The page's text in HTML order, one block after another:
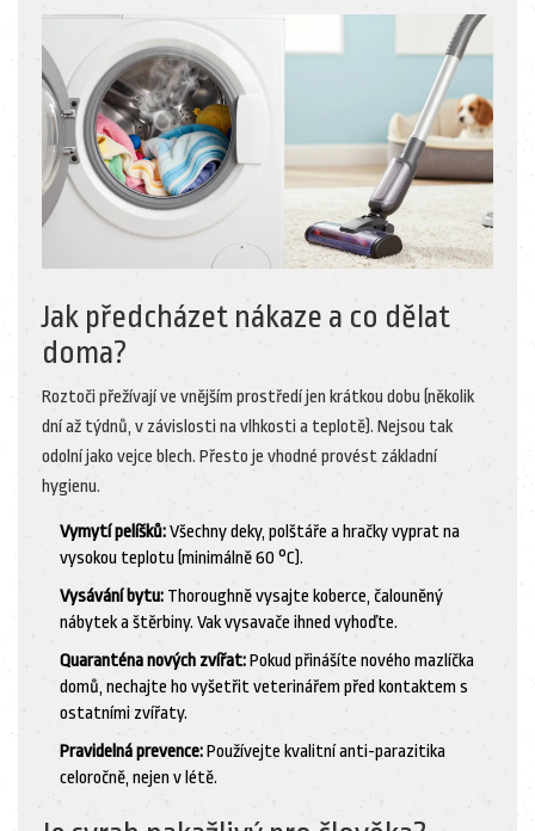
Jak předcházet nákaze a co dělat
doma?
Roztoči přežívají ve vnějším prostředí jen krátkou dobu (několik
dní až týdnů, v závislosti na vlhkosti a teplotě). Nejsou tak
odolní jako vejce blech. Přesto je vhodné provést základní
hygienu.
Vymytí pelíšků:Všechny deky, polštáře a hračky vyprat na
vysokou teplotu (minimálně 60 °C).
Vysávání bytu: Thoroughně vysajte koberce, čalouněný
nábytek a štěrbiny. Vak vysavače ihned vyhoďte.
Quaranténa nových zvířat:Pokud přinášíte nového mazlíčka
domů, nechajte ho vyšetřit veterinářem před kontaktem s
ostatními zvířaty.
Pravidelná prevence:Používejte kvalitní anti-parazitika
celoročně, nejen v létě.